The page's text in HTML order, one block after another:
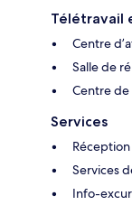
Télétravail
Centre
Salle de
Centre de
Services
Services
Info-